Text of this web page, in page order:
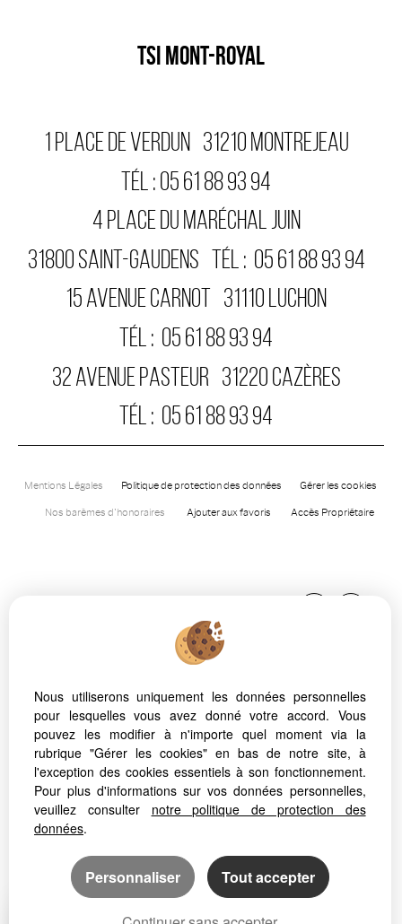
TSI MONT-ROYAL
1 PLACE DE VERDUN 31210 MONTREJEAU
TÉL :05 61 88 93 94
4 PLACE DU MARÉCHAL JUIN
31800SAINT-GAUDENS TÉL : 05 61 88 93 94
15 AVENUE CARNOT 31110 LUCHON
TÉL : 05 61 88 93 94
32 AVENUE PASTEUR 31220CAZÈRES
TÉL : 05 61 88 93 94
Mentions Légales Politique de protection des données Gérer les cookies
Nos barèmes d'honoraires Ajouter aux favoris Accès Propriétaire
Afin de vous offrir un confort de lecture permanent, depuis
votre PC, votre tablette ou votre smartphone, notre site
s’adapte automatiquement aux différents types d'écrans
Création site internet
Référencement immobilier
Nous utiliserons uniquement les données personnelles
pour lesquelles vous avez donné votre accord. Vous
pouvez les modifier à n'importe quel moment via la
rubrique "Gérer les cookies" en bas de notre site, à
l'exception des cookies essentiels à son fonctionnement.
Pour plus d'informations sur vos données personnelles,
veuillez consulter notre politique de protection des
données.
Personnaliser Tout accepter